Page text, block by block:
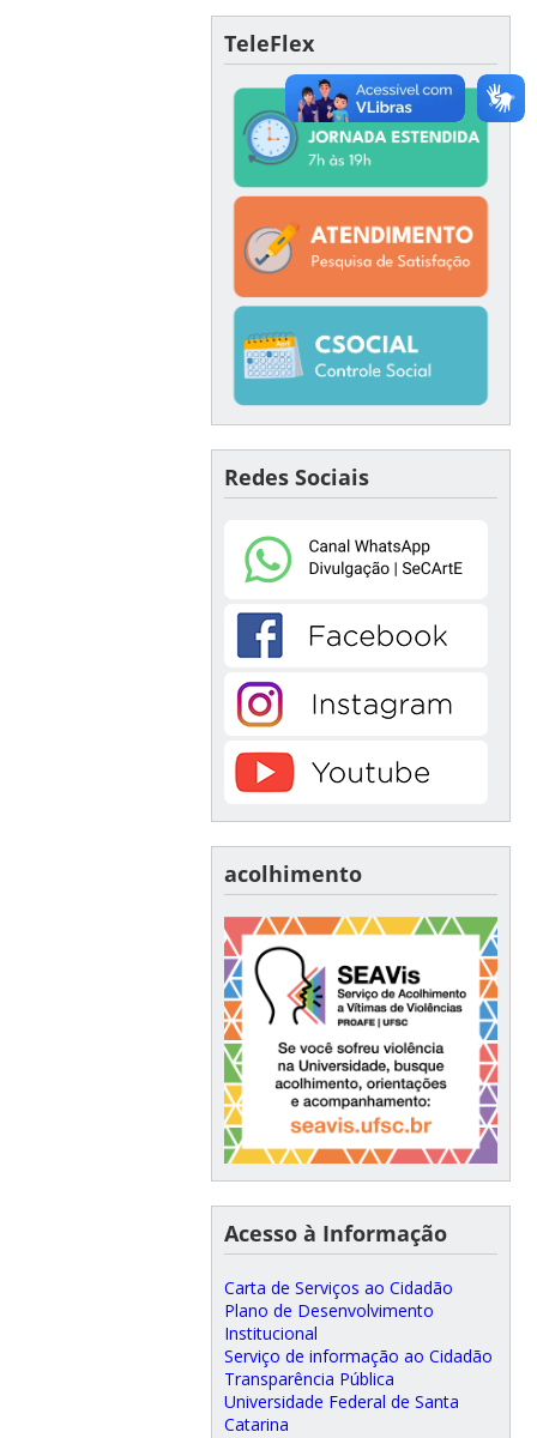
TeleFlex
Redes Sociais
acolhimento
Acesso à Informação
Carta de Serviços ao Cidadão
Plano de Desenvolvimento
Institucional
Serviço de informação ao Cidadão
Transparência Pública
Universidade Federal de Santa
Catarina